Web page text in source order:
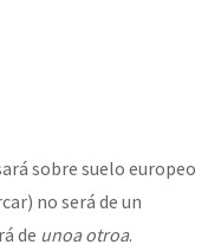
sobre suelo europeo
no será de un
de unoa otroa.